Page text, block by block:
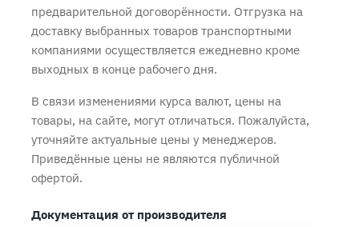
предварительной договорённости. Отгрузка на
доставку выбранных товаров транспортными
компаниями осуществляется ежедневно кроме
выходных в конце рабочего дня.
В связи изменениями курса валют, цены на
товары, на сайте, могут отличаться. Пожалуйста,
уточняйте актуальные цены у менеджеров.
Приведённые цены не являются публичной
офертой.
Документация от производителя